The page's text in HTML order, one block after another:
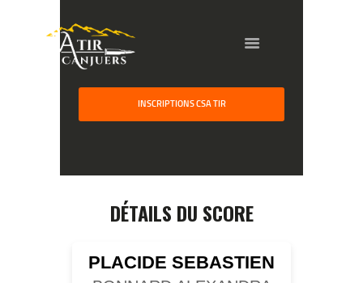
INSCRIPTIONS CSA TIR
GALLERY
COMPETITION
TEAM CANJUERS
DÉTAILS DU SCORE
PLACIDE SEBASTIEN